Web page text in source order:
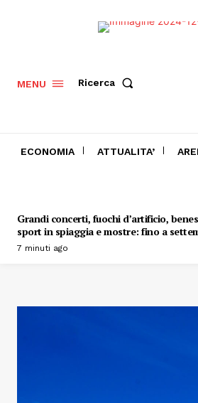
MENU Ricerca
ECONOMIA ATTUALITA’
Grandi concerti, fuochi d’artificio,
sport in spiaggia e mostre: fino a
7 minuti ago